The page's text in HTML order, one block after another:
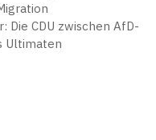
Die CDU zwischen AfD-
Ultimaten